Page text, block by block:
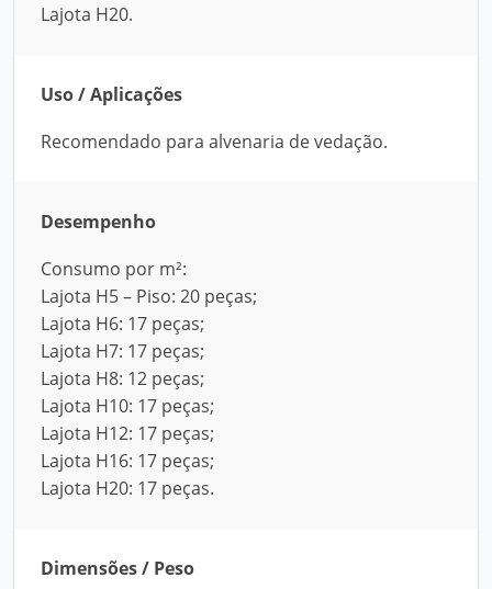
Lajota H20.
Uso / Aplicações
Recomendado para alvenaria de vedação.
Desempenho
Consumo por m²:
Lajota H5 – Piso: 20 peças;
Lajota H6: 17 peças;
Lajota H7: 17 peças;
Lajota H8: 12 peças;
Lajota H10: 17 peças;
Lajota H12: 17 peças;
Lajota H16: 17 peças;
Lajota H20: 17 peças.
Dimensões / Peso